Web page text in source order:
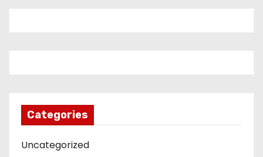
Categories
Uncategorized